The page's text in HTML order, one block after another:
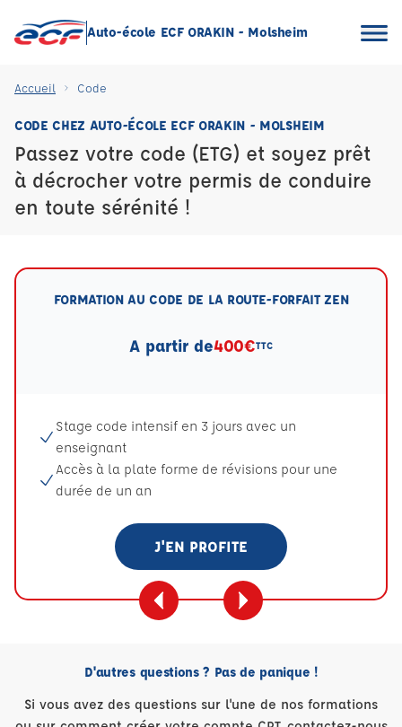
Auto-école ECF ORAKIN - Molsheim
Accueil Code
CODE CHEZ AUTO-ÉCOLE ECF ORAKIN - MOLSHEIM
Passez votre code (ETG) et soyez prêt
à décrocher votre permis de conduire
en toute sérénité !
FORMATION AU CODE DE LA ROUTE-FORFAIT ZEN
A partir de400€TTC
Stage code intensif en 3 jours avec un
enseignant
Accès à la plate forme de révisions pour une
durée de un an
J'EN PROFITE
D'autres questions ? Pas de panique !
Si vous avez des questions sur l'une de nos formations